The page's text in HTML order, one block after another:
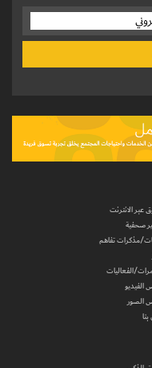
عبر الانترنت
صحفية
مذكرات تفاهم
الفعاليات
الصور